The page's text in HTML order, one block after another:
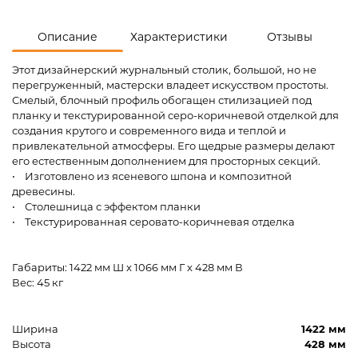
Описание Характеристики Отзывы
Этот дизайнерский журнальный столик, большой, но не
перегруженный, мастерски владеет искусством простоты.
Смелый, блочный профиль обогащен стилизацией под
планку и текстурированной серо-коричневой отделкой для
создания крутого и современного вида и теплой и
привлекательной атмосферы. Его щедрые размеры делают
его естественным дополнением для просторных секций.
• Изготовлено из ясеневого шпона и композитной
древесины.
• Столешница с эффектом планки
• Текстурированная серовато-коричневая отделка
Габариты: 1422 мм Ш x 1066 мм Г x 428 мм В
Вес: 45 кг
Ширина
1422 мм
Высота
428 мм